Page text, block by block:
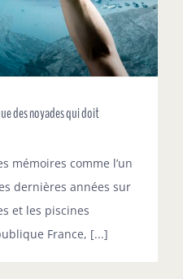
des noyades qui doit
mémoires comme l’un
dernières années sur
et les piscines
France, [...]